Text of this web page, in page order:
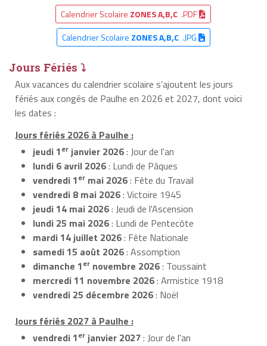
Calendrier Scolaire ZONES A,B,C .PDF
Calendrier Scolaire ZONES A,B,C.JPG
Jours Fériés ⤵
Aux vacances du calendrier scolaire s’ajoutent les jours
fériés aux congés de Paulhe en 2026 et 2027, dont voici
les dates :
Jours fériés 2026 à Paulhe :
jeudi 1er janvier 2026: Jour de l'an
lundi 6 avril 2026: Lundi de Pâques
vendredi 1er mai 2026: Fête du Travail
vendredi 8 mai 2026: Victoire 1945
jeudi 14 mai 2026: Jeudi de l'Ascension
lundi 25 mai 2026: Lundi de Pentecôte
mardi 14 juillet 2026: Fête Nationale
samedi 15 août 2026: Assomption
dimanche 1er novembre 2026: Toussaint
mercredi 11 novembre 2026: Armistice 1918
vendredi 25 décembre 2026: Noël
Jours fériés 2027 à Paulhe :
vendredi 1er janvier 2027: Jour de l'an